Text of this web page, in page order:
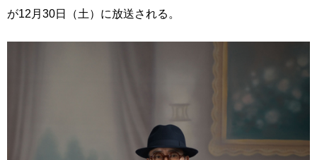
が12月30日（土）に放送される。